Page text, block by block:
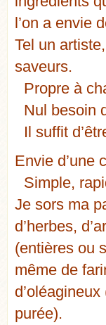
l’on a envie
Tel un
saveurs.
Propre à
Nul besoin
Il suffit
Envie d’une
Simple,
Je sors ma
d’herbes,
(entières ou
même de
purée).